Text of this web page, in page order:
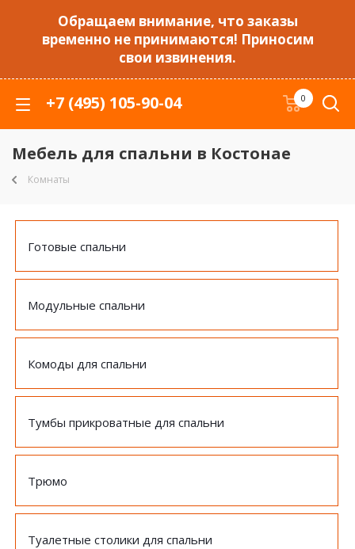
Обращаем внимание, что заказы
временно не принимаются! Приносим
свои извинения.
+7 (495) 105-90-04 0
Мебель для спальни в Костонае
Комнаты
Готовые спальни
Модульные спальни
Комоды для спальни
Тумбы прикроватные для спальни
Трюмо
Туалетные столики для спальни